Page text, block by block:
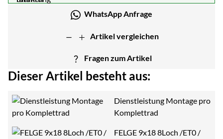
WhatsApp Anfrage
Artikel vergleichen
Fragen zum Artikel
Dieser Artikel besteht aus:
Dienstleistung Montage pro
Komplettrad
FELGE 9x18 8Loch /ET0 /